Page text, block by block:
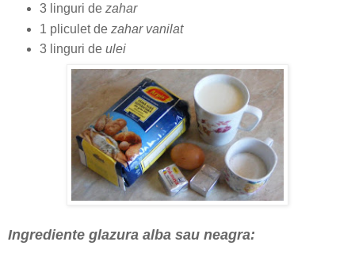
3 linguri de zahar
1 pliculet de zahar vanilat
3 linguri deulei
Ingrediente glazura alba sau neagra: